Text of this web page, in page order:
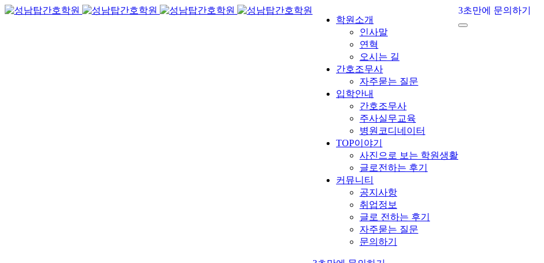
학원소개
인사말
연혁
오시는 길
간호조무사
자주묻는 질문
입학안내
간호조무사
주사실무교육
병원코디네이터
TOP이야기
사진으로 보는 학원생활
글로전하는 후기
커뮤니티
공지사항
취업정보
글로 전하는 후기
자주묻는 질문
문의하기
3초만에 문의하기